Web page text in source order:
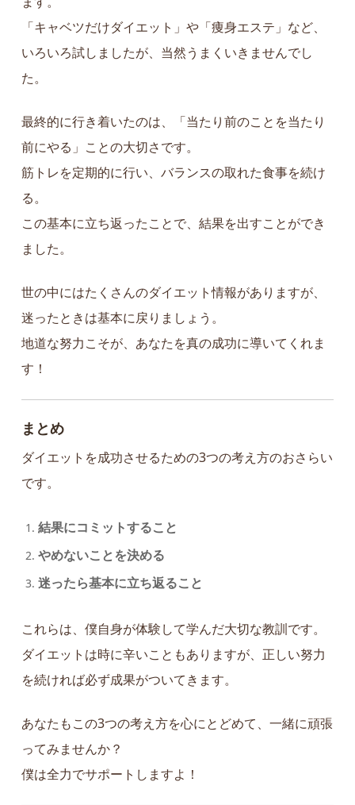
「キャベツだけダイエット」や「痩身エステ」など、
いろいろ試しましたが、当然うまくいきませんでし
た。
最終的に行き着いたのは、「当たり前のことを当たり
前にやる」ことの大切さです。
筋トレを定期的に行い、バランスの取れた食事を続け
る。
この基本に立ち返ったことで、結果を出すことができ
ました。
世の中にはたくさんのダイエット情報がありますが、
迷ったときは基本に戻りましょう。
地道な努力こそが、あなたを真の成功に導いてくれま
す！
まとめ
ダイエットを成功させるための3つの考え方のおさらい
です。
結果にコミットすること
やめないことを決める
迷ったら基本に立ち返ること
これらは、僕自身が体験して学んだ大切な教訓です。
ダイエットは時に辛いこともありますが、正しい努力
を続ければ必ず成果がついてきます。
あなたもこの3つの考え方を心にとどめて、一緒に頑張
ってみませんか？
僕は全力でサポートしますよ！